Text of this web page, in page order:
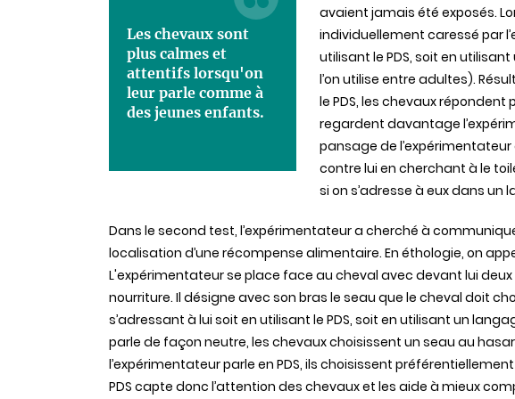
Les chevaux sont
plus calmes et
attentifs lorsqu'on
leur parle comme à
des jeunes enfants.
avaient jamais été exposés.
individuellement caressé par
utilisant le PDS, soit en
l’on utilise entre adultes).
le PDS, les chevaux
regardent davantage
pansage de
contre lui en cherchant à le
si on s’adresse à eux dans
Dans le second test, l’expérimentateur a cherché à
localisation d’une récompense alimentaire. En éthologie, on
L'expérimentateur se place face au cheval avec devant lui
nourriture. Il désigne avec son bras le seau que le cheval doit
s’adressant à lui soit en utilisant le PDS, soit en utilisant un
parle de façon neutre, les chevaux choisissent un seau au
l’expérimentateur parle en PDS, ils choisissent
PDS capte donc l’attention des chevaux et les aide à mieux